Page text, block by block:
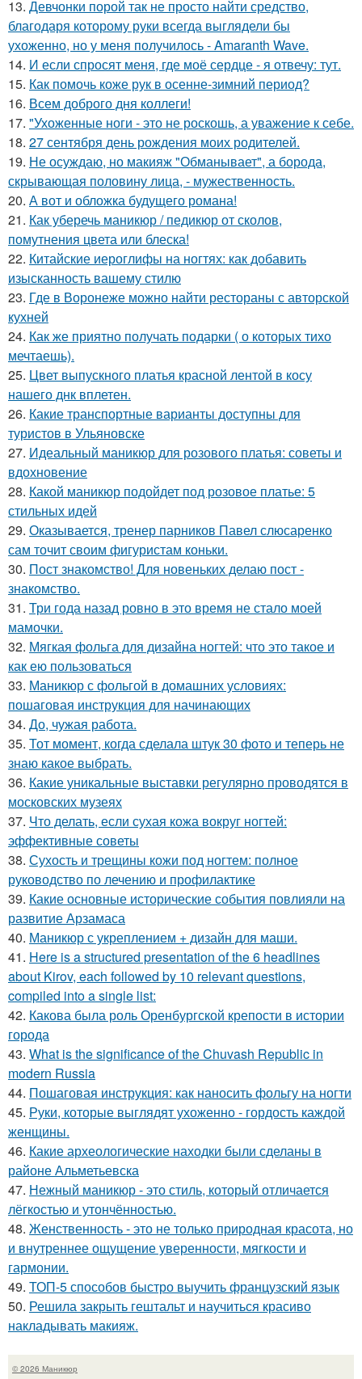
13. Девчонки порой так не просто найти средство,
благодаря которому руки всегда выглядели бы
ухоженно, но у меня получилось - Amaranth Wave.
14. И если спросят меня, где моё сердце - я отвечу: тут.
15. Как помочь коже рук в осенне-зимний период?
16. Всем доброго дня коллеги!
17. "Ухоженные ноги - это не роскошь, а уважение к себе.
18. 27 сентября день рождения моих родителей.
19. Не осуждаю, но макияж "Обманывает", а борода,
скрывающая половину лица, - мужественность.
20. А вот и обложка будущего романа!
21. Как уберечь маникюр / педикюр от сколов,
помутнения цвета или блеска!
22. Китайские иероглифы на ногтях: как добавить
изысканность вашему стилю
23. Где в Воронеже можно найти рестораны с авторской
кухней
24. Как же приятно получать подарки ( о которых тихо
мечтаешь).
25. Цвет выпускного платья красной лентой в косу
нашего днк вплетен.
26. Какие транспортные варианты доступны для
туристов в Ульяновске
27. Идеальный маникюр для розового платья: советы и
вдохновение
28. Какой маникюр подойдет под розовое платье: 5
стильных идей
29. Оказывается, тренер парников Павел слюсаренко
сам точит своим фигуристам коньки.
30. Пост знакомство! Для новеньких делаю пост -
знакомство.
31. Три года назад ровно в это время не стало моей
мамочки.
32. Мягкая фольга для дизайна ногтей: что это такое и
как ею пользоваться
33. Маникюр с фольгой в домашних условиях:
пошаговая инструкция для начинающих
34. До, чужая работа.
35. Тот момент, когда сделала штук 30 фото и теперь не
знаю какое выбрать.
36. Какие уникальные выставки регулярно проводятся в
московских музеях
37. Что делать, если сухая кожа вокруг ногтей:
эффективные советы
38. Сухость и трещины кожи под ногтем: полное
руководство по лечению и профилактике
39. Какие основные исторические события повлияли на
развитие Арзамаса
40. Маникюр с укреплением + дизайн для маши.
41. Here is a structured presentation of the 6 headlines
about Kirov, each followed by 10 relevant questions,
compiled into a single list:
42. Какова была роль Оренбургской крепости в истории
города
43. What is the significance of the Chuvash Republic in
modern Russia
44. Пошаговая инструкция: как наносить фольгу на ногти
45. Руки, которые выглядят ухоженно - гордость каждой
женщины.
46. Какие археологические находки были сделаны в
районе Альметьевска
47. Нежный маникюр - это стиль, который отличается
лёгкостью и утончённостью.
48. Женственность - это не только природная красота, но
и внутреннее ощущение уверенности, мягкости и
гармонии.
49. ТОП-5 способов быстро выучить французский язык
50. Решила закрыть гештальт и научиться красиво
накладывать макияж.
© 2026 Маникюр